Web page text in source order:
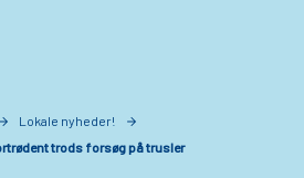
Lokale nyheder!
trods forsøg på trusler